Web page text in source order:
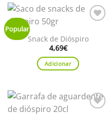
Popular
favoritos
Snack de Dióspiro
4,69€
Adicionar